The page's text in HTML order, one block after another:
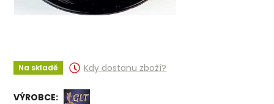
Na skladě Kdy dostanu zboží?
VÝROBCE: